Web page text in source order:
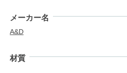
メーカー名
A&D
材質